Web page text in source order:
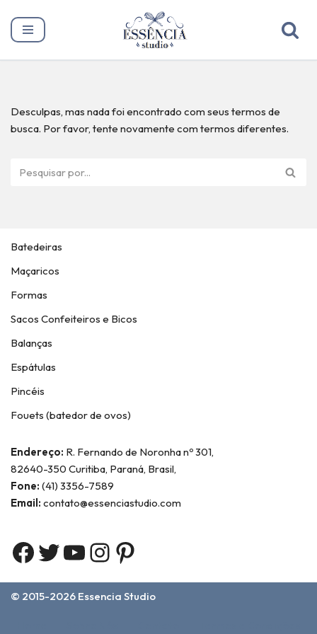
Pular
Desculpas, mas nada foi encontrado com seus termos de
busca. Por favor, tente novamente com termos diferentes.
Batedeiras
Maçaricos
Formas
Sacos Confeiteiros e Bicos
Balanças
Espátulas
Pincéis
Fouets (batedor de ovos)
Endereço: R. Fernando de Noronha nº 301,
82640-350 Curitiba, Paraná, Brasil,
Fone: (41) 3356-7589
Email: contato@essenciastudio.com
© 2015-2026 Essencia Studio